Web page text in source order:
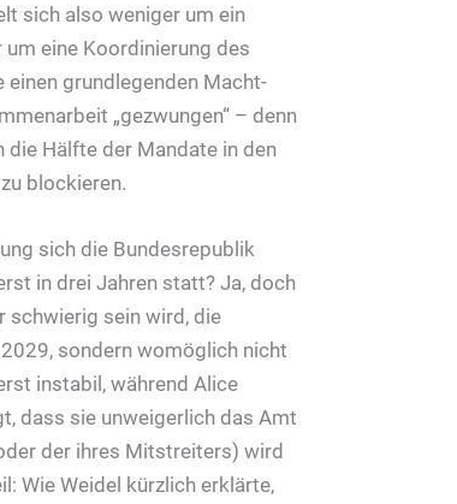
sich also weniger um ein
eine Koordinierung des
grundlegenden Macht-
„gezwungen“ – denn
die Hälfte der Mandate in den
blockieren.
sich die Bundesrepublik
in drei Jahren statt? Ja, doch
schwierig sein wird, die
sondern womöglich nicht
instabil, während Alice
dass sie unweigerlich das Amt
der ihres Mitstreiters) wird
Wie Weidel kürzlich erklärte,